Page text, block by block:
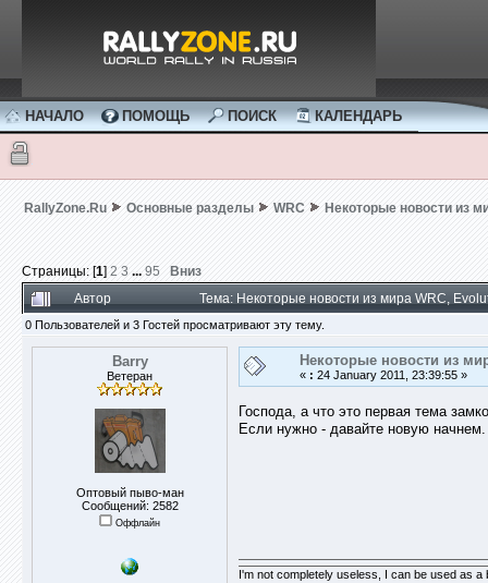
НАЧАЛО ПОМОЩЬ ПОИСК КАЛЕНДАРЬ
RallyZone.Ru Основные разделы WRC Некоторые новости из
Страницы: [1] 2 3 ... 95
Вниз
Автор
Тема: Некоторые новости из мира WRC,
0 Пользователей и 3 Гостей просматривают эту тему.
Barry
Ветеран
Оптовый пыво-ман
Сообщений: 2582
Оффлайн
Некоторые новости из
« : 24 January 2011, 23:39:55 »
Господа, а что это первая тема
Если нужно - давайте новую
I'm not completely useless, I can be used as a